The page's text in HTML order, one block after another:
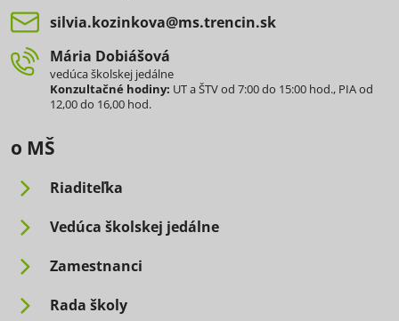
silvia​.kozinkova​@ms​.trencin​.sk
Mária Dobiášová
vedúca školskej jedálne
Konzultačné hodiny: UT a ŠTV od 7:00 do 15:00 hod., PIA od
12,00 do 16,00 hod.
o MŠ
Riaditeľka
Vedúca školskej jedálne
Zamestnanci
Rada školy